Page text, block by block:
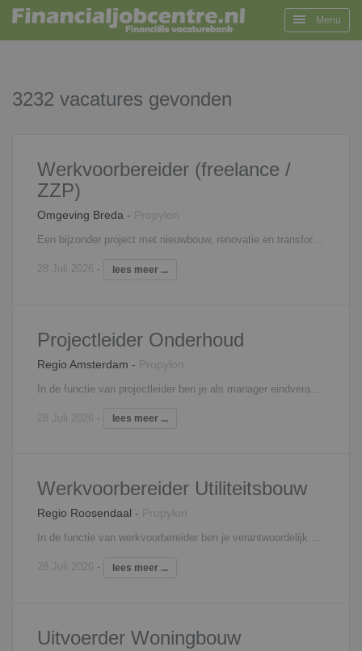
Menu
3232 vacatures gevonden
Werkvoorbereider (freelance /
ZZP)
Omgeving Breda - Propylon
Een bijzonder project met nieuwbouw, renovatie en transformatie in 1! Deze aannemer staat bekend om zijn projecten in de utiliteitsbouw zoals scholen en sportcomplexen. In April start er een project die meerdere facetten heeft. Sporthallen worden gerenoveerd en er wordt een topsporthal gemaakt met tribune. Daarnaast is er een transformatie naar een nieuwe school met 4 verdiepingen. Er wordt hier vooral hout gebruikt. Je werkt in een team met een aantal werkvoorbereiders. Er is al een hoofd werkvoorbereider aanwezig. Daarnaast is er ruimte voor een ervaren werkvoorbereiding maar een junior is ook bespreekbaar. Het is een ontzettend gaaf project wat dus op korte termijn start en je bent minimaal een jaar bezig. Dit kan zelfs nog uitlopen. Werklocatie is op het project of op kantoor van de opdrachtgever, ook thuiswerken is bespreekbaar. Wil je meer weten over de vacature of de opdrachtgever? Stuur me een mailtje, appje of bel me even!
28 Juli 2026 - lees meer ...
Projectleider Onderhoud
Regio Amsterdam - Propylon
28 Juli 2026 - lees meer ...
Werkvoorbereider Utiliteitsbouw
Regio Roosendaal - Propylon
In de functie van werkvoorbereider ben je verantwoordelijk voor de voorbereiding van de aan jou toegewezen utiliteitsbouwprojecten. Je coördineert en controleert daarbij tekeningen van de architect, constructeur, leveranciers en onderaannemers. Daarnaast neem je deel aan bouwvergaderingen en werkbesprekingen. In je dagelijks werk, heb je nauw contact met de inkoop en uitvoering, om zo de gestelde doelen te halen. Tevens draag je zorg voor de complete voorbereiding van het utiliteitsbouwproject en bewaak je de kosten.
28 Juli 2026 - lees meer ...
Uitvoerder Woningbouw